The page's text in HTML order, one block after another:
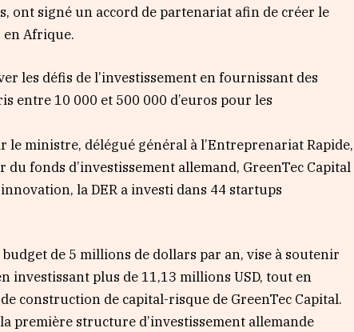
ont signé un accord de partenariat afin de créer le
Afrique.
les défis de l’investissement en fournissant des
entre 10 000 et 500 000 d’euros pour les
le ministre, délégué général à l’Entreprenariat Rapide,
du fonds d’investissement allemand, GreenTec Capital
la DER a investi dans 44 startups
budget de 5 millions de dollars par an, vise à soutenir
investissant plus de 11,13 millions USD, tout en
construction de capital-risque de GreenTec Capital.
première structure d’investissement allemande